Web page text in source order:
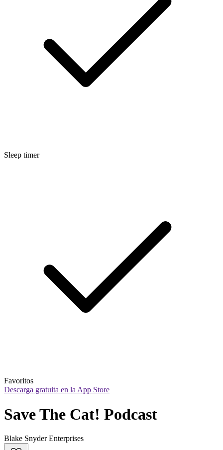
Sleep timer
Favoritos
Descarga gratuita en la App Store
Save The Cat! Podcast
Blake Snyder Enterprises